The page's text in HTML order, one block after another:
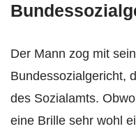
Der Mann zog mit
Bundessozialgericht,
des Sozialamts.
eine Brille sehr wohl